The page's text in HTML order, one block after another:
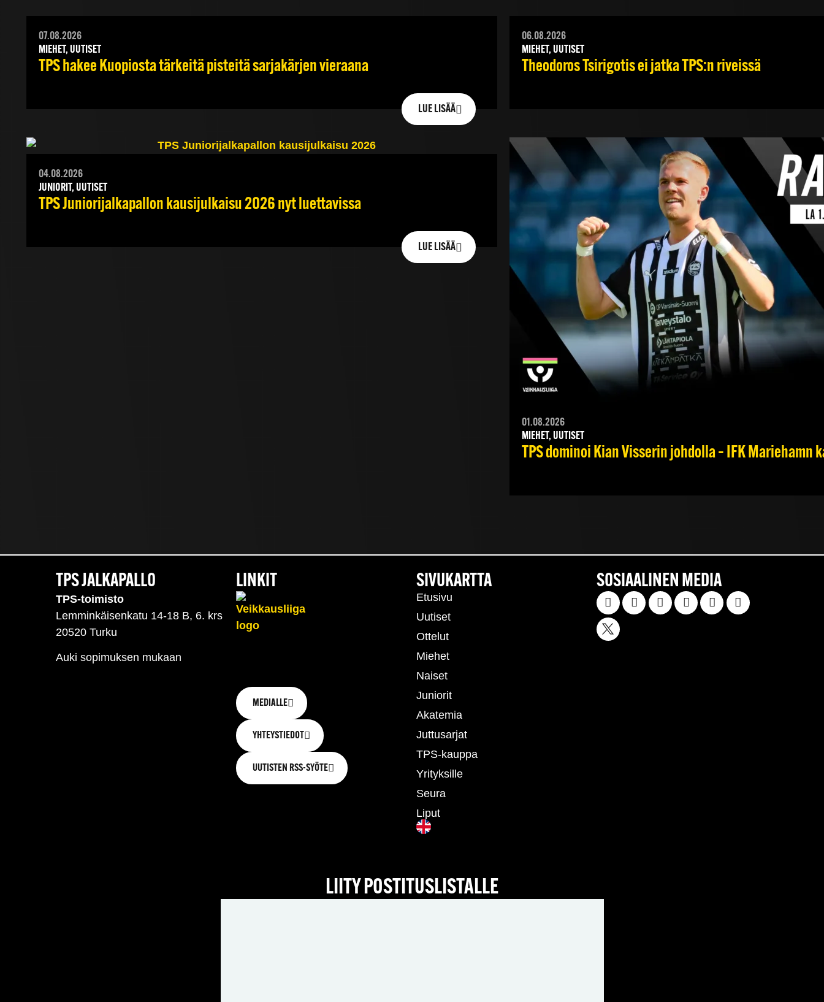
07.08.2026
MIEHET, UUTISET
TPS hakee Kuopiosta tärkeitä pisteitä sarjakärjen vieraana
LUE LISÄÄ
06.08.2026
MIEHET, UUTISET
Theodoros Tsirigotis ei jatka TPS:n riveissä
04.08.2026
JUNIORIT, UUTISET
TPS Juniorijalkapallon kausijulkaisu 2026 nyt luettavissa
LUE LISÄÄ
01.08.2026
MIEHET, UUTISET
TPS dominoi Kian Visserin johdolla – IFK Mariehamn
TPS JALKAPALLO
TPS-toimisto
Lemminkäisenkatu 14-18 B, 6. krs
20520 Turku
Auki sopimuksen mukaan
LINKIT
MEDIALLE
YHTEYSTIEDOT
UUTISTEN RSS-SYÖTE
SIVUKARTTA
Etusivu
Uutiset
Ottelut
Miehet
Naiset
Juniorit
Akatemia
Juttusarjat
TPS-kauppa
Yrityksille
Seura
Liput
SOSIAALINEN MEDIA
LIITY POSTITUSLISTALLE